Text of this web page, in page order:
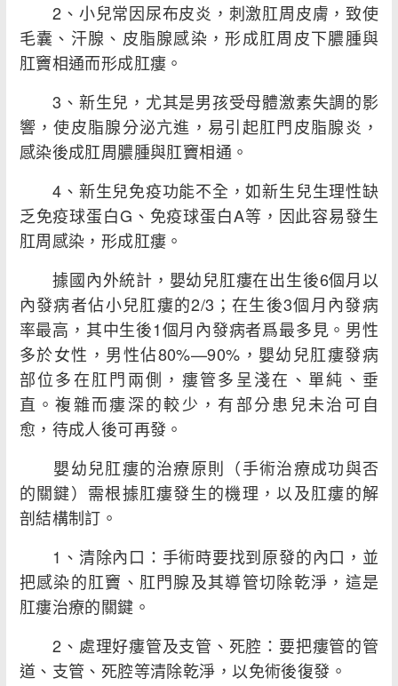
2、小兒常因尿布皮炎，刺激肛周皮膚，致使
毛囊、汗腺、皮脂腺感染，形成肛周皮下膿腫與
肛竇相通而形成肛瘻。
3、新生兒，尤其是男孩受母體激素失調的影
響，使皮脂腺分泌亢進，易引起肛門皮脂腺炎，
感染後成肛周膿腫與肛竇相通。
4、新生兒免疫功能不全，如新生兒生理性缺
乏免疫球蛋白G、免疫球蛋白A等，因此容易發生
肛周感染，形成肛瘻。
據國內外統計，嬰幼兒肛瘻在出生後6個月以
內發病者佔小兒肛瘻的2/3；在生後3個月內發病
率最高，其中生後1個月內發病者爲最多見。男性
多於女性，男性佔80%—90%，嬰幼兒肛瘻發病
部位多在肛門兩側，瘻管多呈淺在、單純、垂
直。複雜而瘻深的較少，有部分患兒未治可自
愈，待成人後可再發。
嬰幼兒肛瘻的治療原則（手術治療成功與否
的關鍵）需根據肛瘻發生的機理，以及肛瘻的解
剖結構制訂。
1、清除內口：手術時要找到原發的內口，並
把感染的肛竇、肛門腺及其導管切除乾淨，這是
肛瘻治療的關鍵。
2、處理好瘻管及支管、死腔：要把瘻管的管
道、支管、死腔等清除乾淨，以免術後復發。